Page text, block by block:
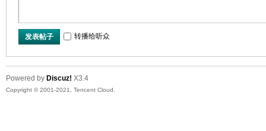
发表帖子 转播给听众
Powered by Discuz! X3.4
Copyright © 2001-2021, Tencent Cloud.